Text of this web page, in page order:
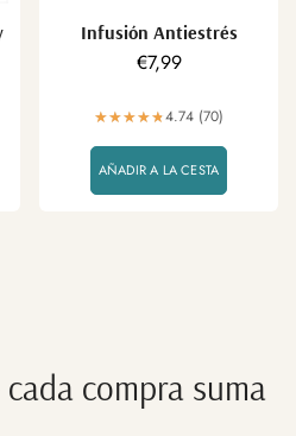
Infusión Antiestrés
Precio
€7,99
4.74 (70)
AÑADIR A LA CESTA
compra suma